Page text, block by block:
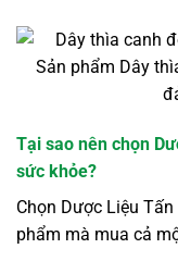
Sản phẩm Dây
Tại sao nên chọn
sức khỏe?
Chọn Dược Liệu
phẩm mà mua cả